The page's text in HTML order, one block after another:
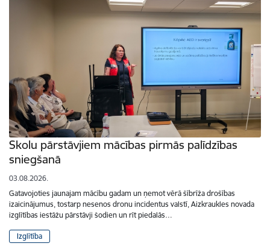
Skolu pārstāvjiem mācības pirmās palīdzības
sniegšanā
03.08.2026.
Gatavojoties jaunajam mācību gadam un ņemot vērā šībrīža drošības
izaicinājumus, tostarp nesenos dronu incidentus valstī, Aizkraukles novada
izglītības iestāžu pārstāvji šodien un rīt piedalās…
Izglītība